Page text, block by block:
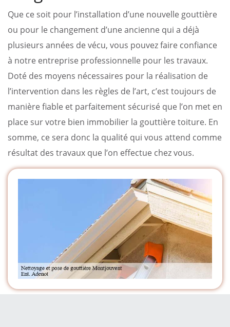
Que ce soit pour l’installation d’une nouvelle gouttière
ou pour le changement d’une ancienne qui a déjà
plusieurs années de vécu, vous pouvez faire confiance
à notre entreprise professionnelle pour les travaux.
Doté des moyens nécessaires pour la réalisation de
l’intervention dans les règles de l’art, c’est toujours de
manière fiable et parfaitement sécurisé que l’on met en
place sur votre bien immobilier la gouttière toiture. En
somme, ce sera donc la qualité qui vous attend comme
résultat des travaux que l’on effectue chez vous.